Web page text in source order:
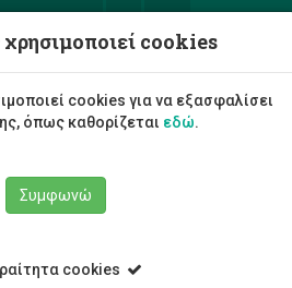
και Τεχνολογίας
Μηχανικών και Επιστήμης και
cookies
cookies για να εξασφαλίσει
όπως καθορίζεται εδώ.
Συμφωνώ
cookies